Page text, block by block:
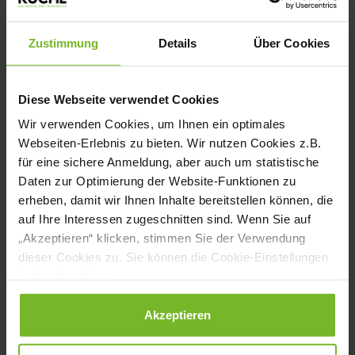
Zustimmung Details Über Cookies
Diese Webseite verwendet Cookies
Wir verwenden Cookies, um Ihnen ein optimales
Webseiten-Erlebnis zu bieten. Wir nutzen Cookies z.B.
für eine sichere Anmeldung, aber auch um statistische
Daten zur Optimierung der Website-Funktionen zu
erheben, damit wir Ihnen Inhalte bereitstellen können, die
auf Ihre Interessen zugeschnitten sind. Wenn Sie auf
„Akzeptieren“ klicken, stimmen Sie der Verwendung
dieser Cookies zu. Sie können die Cookie-Einstellungen
Datenschutzerklärung|Impressum
Akzeptieren
Martin Thieme vom Restaurant „Alte
Canzley“ in der Lutherstadt Wittenberg mit
„Eine kulinarische Reise durch Sachsen-
Anhalt“ und Tobias Felger vom „To Bi or not
Tobi“ in Dessau-Roßlau mit „1+2+3 – To the
Moon Bergwitz, Jessen and back“.
Kulinarisches Erlebnis bei Robin Pietsch
Der Grund, warum das Regionalgericht
nicht wie üblich im Dezember gekürt
wurde war, dass der Corona-Lockdown die
übliche Zeremonie verhindert hatte. Doch
im Zuge der Lockerung und Öffnungen der